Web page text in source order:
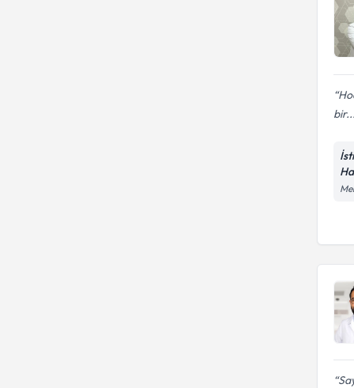
bir...